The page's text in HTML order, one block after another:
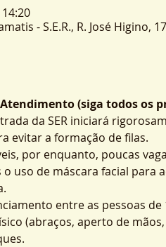
- S.E.R., R. José Higino,
(siga todos os
da SER iniciará
evitar a formação de filas.
por enquanto, poucas
uso de máscara facial para
entre as pessoas de
(abraços, aperto de